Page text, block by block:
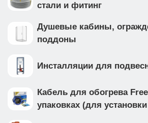
стали и фитинг
Душевые кабины,
поддоны
Инсталляции для
Кабель для обогрева
упаковках (для